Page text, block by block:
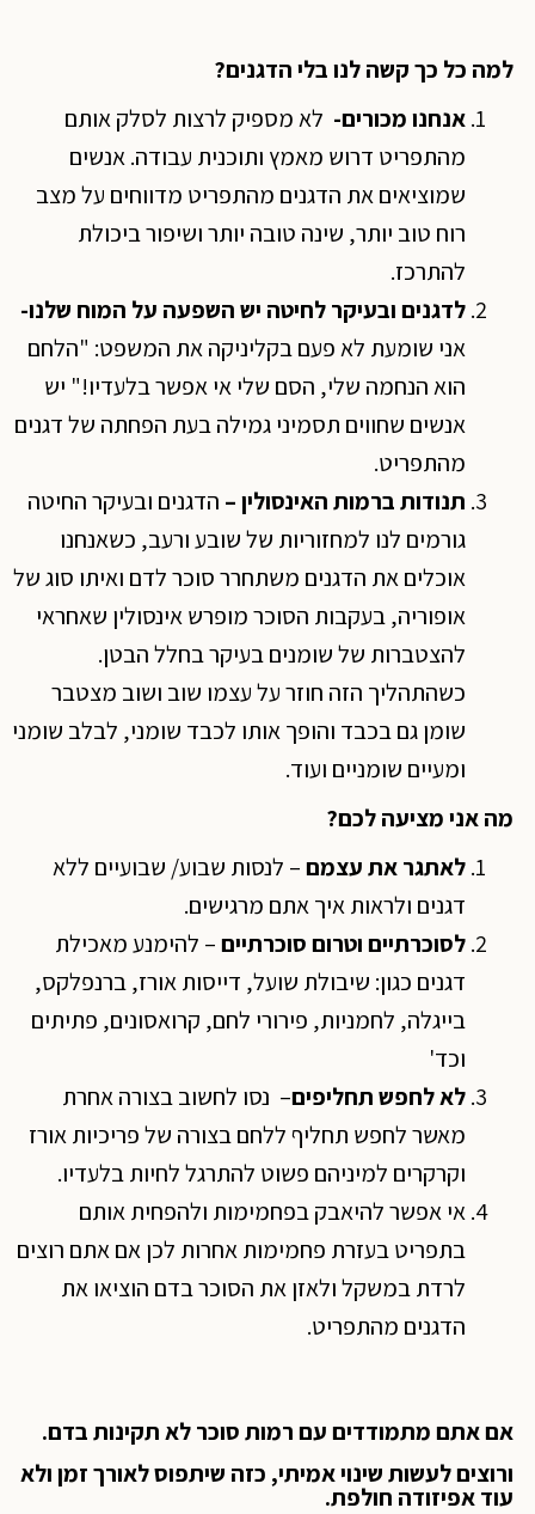
למה כל כך קשה לנו בלי הדגנים?
אנחנו מכורים- לא מספיק לרצות לסלק אותם
מהתפריט דרוש מאמץ ותוכנית עבודה. אנשים
שמוציאים את הדגנים מהתפריט מדווחים על מצב
רוח טוב יותר, שינה טובה יותר ושיפור ביכולת
להתרכז.
לדגנים ובעיקר לחיטה יש השפעה על המוח שלנו-
אני שומעת לא פעם בקליניקה את המשפט: "הלחם
הוא הנחמה שלי, הסם שלי אי אפשר בלעדיו!" יש
אנשים שחווים תסמיני גמילה בעת הפחתה של דגנים
מהתפריט.
תנודות ברמות האינסולין – הדגנים ובעיקר החיטה
גורמים לנו למחזוריות של שובע ורעב, כשאנחנו
אוכלים את הדגנים משתחרר סוכר לדם ואיתו סוג של
אופוריה, בעקבות הסוכר מופרש אינסולין שאחראי
להצטברות של שומנים בעיקר בחלל הבטן.
כשהתהליך הזה חוזר על עצמו שוב ושוב מצטבר
שומן גם בכבד והופך אותו לכבד שומני, לבלב שומני
ומעיים שומניים ועוד.
מה אני מציעה לכם?
לאתגר את עצמם– לנסות שבוע/ שבועיים ללא
דגנים ולראות איך אתם מרגישים.
לסוכרתיים וטרום סוכרתיים– להימנע מאכילת
דגנים כגון: שיבולת שועל, דייסות אורז, ברנפלקס,
בייגלה, לחמניות, פירורי לחם, קרואסונים, פתיתים
וכד'
לא לחפש תחליפים– נסו לחשוב בצורה אחרת
מאשר לחפש תחליף ללחם בצורה של פריכיות אורז
וקרקרים למיניהם פשוט להתרגל לחיות בלעדיו.
אי אפשר להיאבק בפחמימות ולהפחית אותם
בתפריט בעזרת פחמימות אחרות לכן אם אתם רוצים
לרדת במשקל ולאזן את הסוכר בדם הוציאו את
הדגנים מהתפריט.
אם אתם מתמודדים עם רמות סוכר לא תקינות בדם.
ורוצים לעשות שינוי אמיתי, כזה שיתפוס לאורך זמן ולא
עוד אפיזודה חולפת.